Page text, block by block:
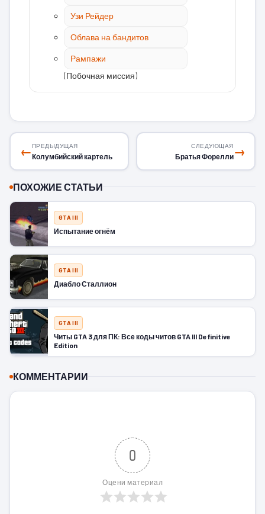
Узи Рейдер
Облава на бандитов
Рампажи
(Побочная миссия)
←ПРЕДЫДУЩАЯ
Колумбийский картель →
СЛЕДУЮЩАЯ
Братья Форелли
ПОХОЖИЕ СТАТЬИ
GTA III
Испытание огнём
GTA III
Диабло Сталлион
GTA III
Читы GTA 3 для ПК: Все коды читов GTA III Definitive
Edition
КОММЕНТАРИИ
0
Оцени материал